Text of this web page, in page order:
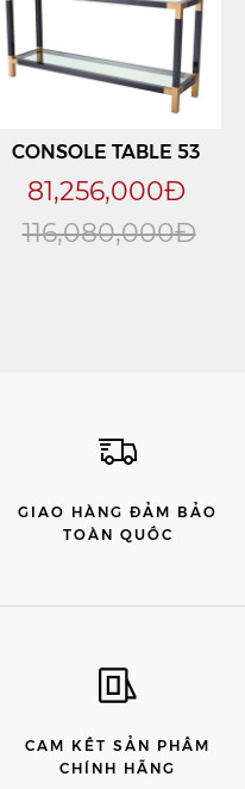
CONSOLE TABLE 53
81,256,000Đ
116,080,000Đ
GIAO HÀNG ĐẢM BẢO
TOÀN QUỐC
CAM KẾT SẢN PHẨM
CHÍNH HÃNG